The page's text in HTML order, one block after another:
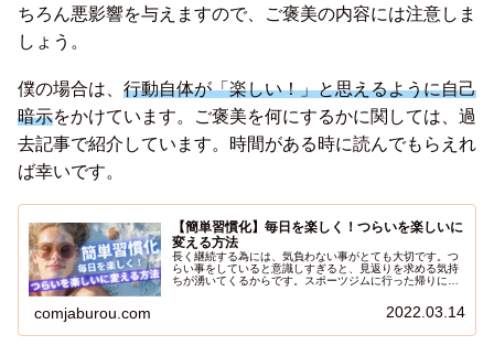
ちろん悪影響を与えますので、ご褒美の内容には注意しま
しょう。
僕の場合は、 行動自体が「楽しい！」と思えるように自己
暗示をかけています。ご褒美を何にするかに関しては、過
去記事で紹介しています。時間がある時に読んでもらえれ
ば幸いです。
【簡単習慣化】毎日を楽しく！つらいを楽しいに
変える方法
長く継続する為には、気負わない事がとても大切です。つ
らい事をしていると意識しすぎると、見返りを求める気持
ちが湧いてくるからです。スポーツジムに行った帰りにビ
モンスターコンじゃぶろー流の継続術を紹介します。
comjaburou.com 2022.03.14